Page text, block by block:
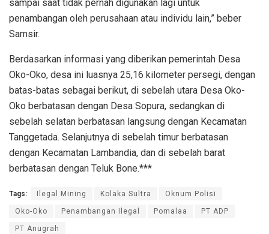
sampai saat tidak pernah digunakan lagi untuk
penambangan oleh perusahaan atau individu lain,” beber
Samsir.
Berdasarkan informasi yang diberikan pemerintah Desa
Oko-Oko, desa ini luasnya 25,16 kilometer persegi, dengan
batas-batas sebagai berikut, di sebelah utara Desa Oko-
Oko berbatasan dengan Desa Sopura, sedangkan di
sebelah selatan berbatasan langsung dengan Kecamatan
Tanggetada. Selanjutnya di sebelah timur berbatasan
dengan Kecamatan Lambandia, dan di sebelah barat
berbatasan dengan Teluk Bone.***
Tags: Ilegal Mining Kolaka Sultra Oknum Polisi
Oko-Oko Penambangan Ilegal Pomalaa PT ADP
PT Anugrah